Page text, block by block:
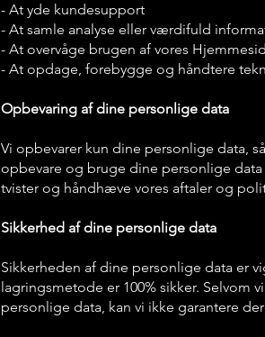
- At yde kundesupport
- At samle analyse eller værdifuld
- At overvåge brugen af vores
- At opdage, forebygge og håndtere
Opbevaring af dine personlige data
Vi opbevarer kun dine personlige data,
opbevare og bruge dine personlige
tvister og håndhæve vores aftaler og
Sikkerhed af dine personlige data
Sikkerheden af dine personlige data er
lagringsmetode er 100% sikker.
personlige data, kan vi ikke garantere